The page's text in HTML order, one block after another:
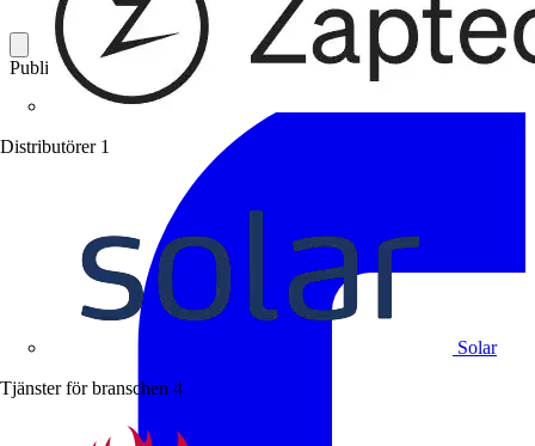
Distributörer 1
Solar
Tjänster för branschen 4
Publicerad: 6 februari 2024 Kategori: Branschnyheter